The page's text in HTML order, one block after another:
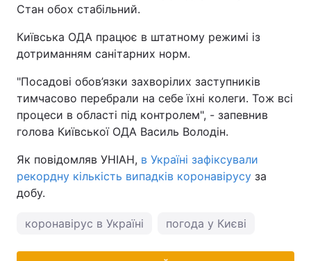
Стан обох стабільний.
Київська ОДА працює в штатному режимі із
дотриманням санітарних норм.
"Посадові обов’язки захворілих заступників
тимчасово перебрали на себе їхні колеги. Тож всі
процеси в області під контролем", - запевнив
голова Київської ОДА Василь Володін.
Як повідомляв УНІАН, в Україні зафіксували
рекордну кількість випадків коронавірусу за
добу.
коронавірус в Україні погода у Києві